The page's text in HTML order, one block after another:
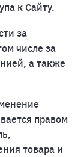
к Сайту.
за
числе за
а также
правом
товара и